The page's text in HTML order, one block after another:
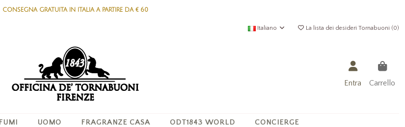
CONSEGNA GRATUITA IN ITALIA A PARTIRE DA € 60
Italiano La lista dei desideri Tornabuoni (0)
Entra Carrello
UOMO FRAGRANZE CASA ODT1843 WORLD CONCIERGE